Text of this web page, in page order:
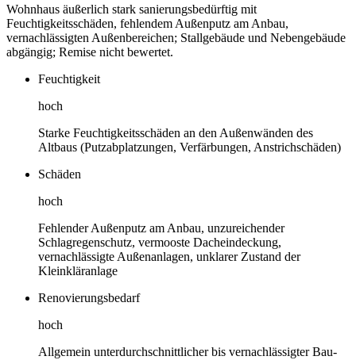
Wohnhaus äußerlich stark sanierungsbedürftig mit
Feuchtigkeitsschäden, fehlendem Außenputz am Anbau,
vernachlässigten Außenbereichen; Stallgebäude und Nebengebäude
abgängig; Remise nicht bewertet.
Feuchtigkeit
hoch
Starke Feuchtigkeitsschäden an den Außenwänden des
Altbaus (Putzabplatzungen, Verfärbungen, Anstrichschäden)
Schäden
hoch
Fehlender Außenputz am Anbau, unzureichender
Schlagregenschutz, vermooste Dacheindeckung,
vernachlässigte Außenanlagen, unklarer Zustand der
Kleinkläranlage
Renovierungsbedarf
hoch
Allgemein unterdurchschnittlicher bis vernachlässigter Bau-